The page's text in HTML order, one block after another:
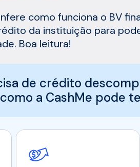
como funciona o BV
da instituição para
Boa leitura!
de crédito
a CashMe pode